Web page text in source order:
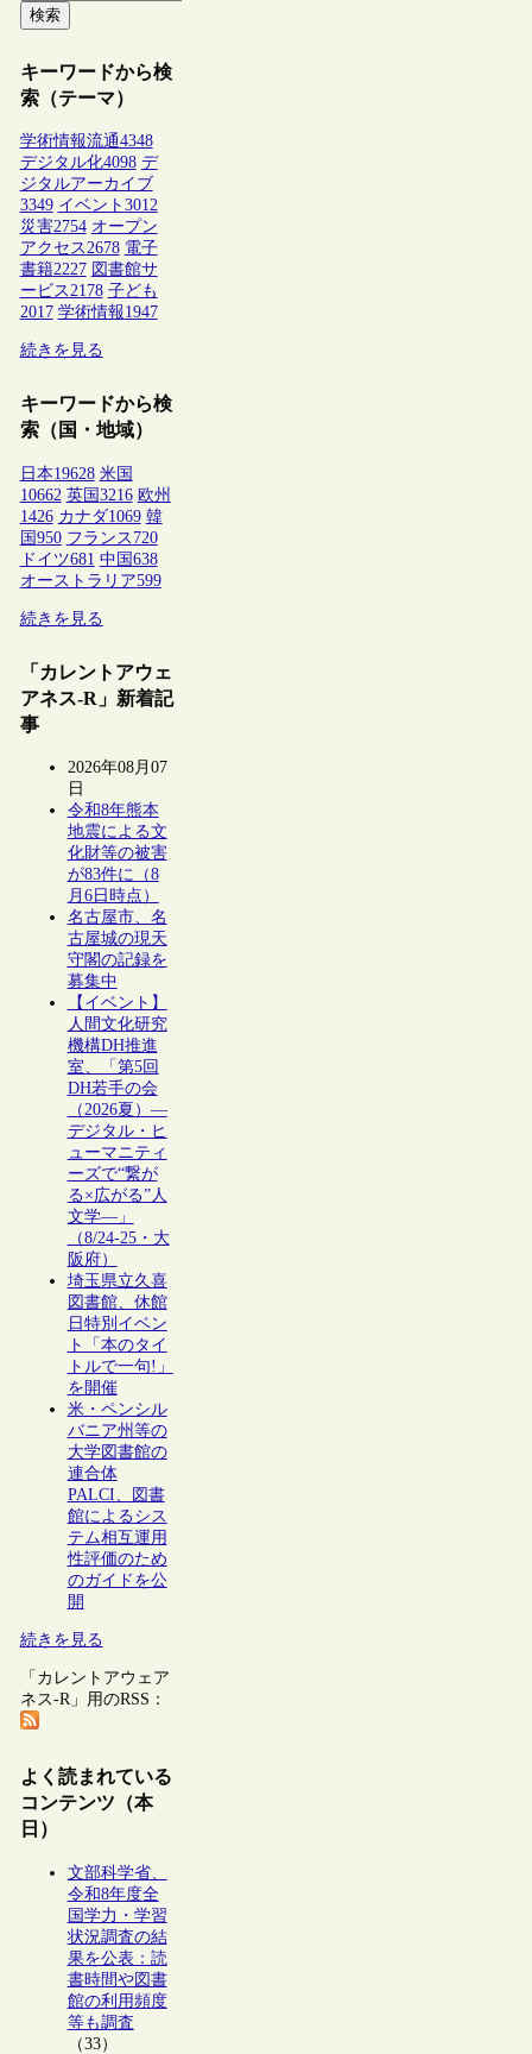
検索
キーワードから検
索（テーマ）
学術情報流通4348
デジタル化4098 デ
ジタルアーカイブ
3349 イベント 3012
災害2754 オープン
アクセス2678 電子
書籍2227 図書館サ
ービス2178 子ども
2017 学術情報1947
続きを見る
キーワードから検
索（国・地域）
日本19628 米国
10662 英国3216 欧州
1426 カナダ1069 韓
国950 フランス 720
ドイツ681 中国638
オーストラリア599
続きを見る
「カレントアウェ
アネス-R」新着記
事
2026年08月07
日
令和8年熊本
地震による文
化財等の被害
が83件に（8
月6日時点）
名古屋市、名
古屋城の現天
守閣の記録を
募集中
【イベント】
人間文化研究
機構DH推進
室、「第5回
DH若手の会
（2026夏）―
デジタル・ヒ
ューマニティ
ーズで“繋が
る×広がる”人
文学―」
（8/24-25・大
阪府）
埼玉県立久喜
図書館、休館
日特別イベン
ト「本のタイ
トルで一句!」
を開催
米・ペンシル
バニア州等の
大学図書館の
連合体
PALCI、図書
館によるシス
テム相互運用
性評価のため
のガイドを公
開
続きを見る
「カレントアウェア
ネス-R」用のRSS：
よく読まれている
コンテンツ（本
日）
文部科学省、
令和8年度全
国学力・学習
状況調査の結
果を公表：読
書時間や図書
館の利用頻度
等も調査
（33）